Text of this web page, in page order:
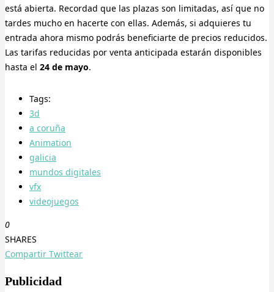
está abierta. Recordad que las plazas son limitadas, así que no
tardes mucho en hacerte con ellas. Además, si adquieres tu
entrada ahora mismo podrás beneficiarte de precios reducidos.
Las tarifas reducidas por venta anticipada estarán disponibles
hasta el 24 de mayo.
Tags:
3d
a coruña
Animation
galicia
mundos digitales
vfx
videojuegos
0
SHARES
Compartir Twittear
Publicidad